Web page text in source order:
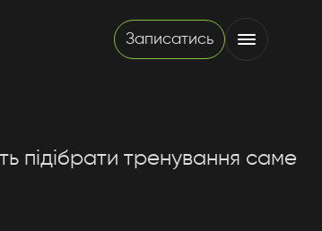
Записатись
підібрати тренування саме